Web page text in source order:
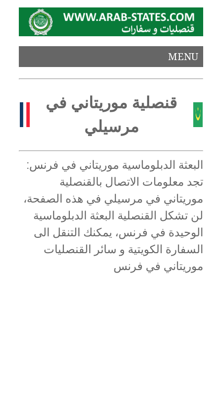
MENU
قنصلية موريتاني في
مرسيلي
البعثة الدبلوماسية موريتاني في فرنس:
تجد معلومات الاتصال بالقنصلية
موريتاني في مرسيلي في هذه الصفحة،
لن تشكل القنصلية البعثة الدبلوماسية
الوحيدة في فرنس، يمكنك التنقل الى
السفارة الكويتية و سائر القنصليات
موريتاني في فرنس